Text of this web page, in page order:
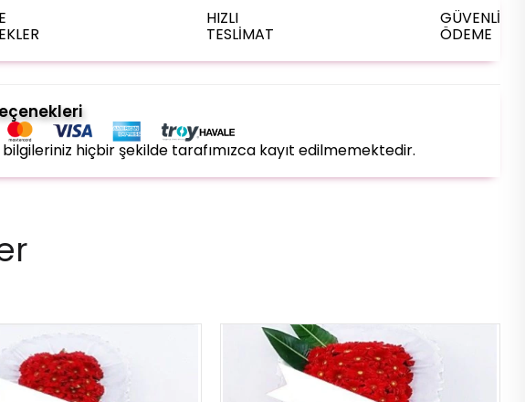
HIZLI
TESLİMAT
GÜVENLİ
ÖDEME
bilgileriniz hiçbir şekilde tarafımızca kayıt edilmemektedir.